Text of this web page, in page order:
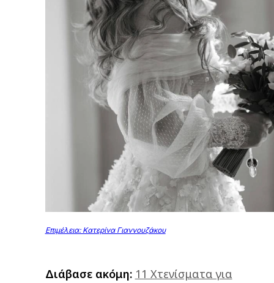
Επιμέλεια: Κατερίνα Γιαννουζάκου
Διάβασε ακόμη: 11 Χτενίσματα για